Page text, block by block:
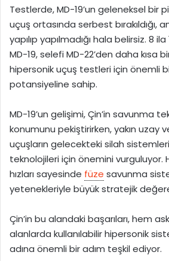
d
e
m
e
Testlerde, MD-19’un geleneksel bir
uçuş ortasında serbest bırakıldığı,
yapılıp yapılmadığı hala belirsiz. 8
MD-19, selefi MD-22’den daha kısa
hipersonik uçuş testleri için önemli
potansiyeline sahip.
MD-19’un gelişimi, Çin’in savunma
konumunu pekiştirirken, yakın uzay
uçuşların gelecekteki silah
teknolojileri için önemini vurguluyor.
hızları sayesinde füze savunma
yetenekleriyle büyük stratejik
Çin’in bu alandaki başarıları, hem
alanlarda kullanılabilir hipersonik
adına önemli bir adım teşkil ediyor.